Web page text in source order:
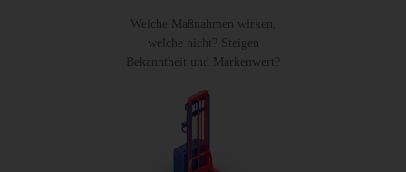
Welche Maßnahmen wirken,
welche nicht? Steigen
Bekanntheit und Markenwert?